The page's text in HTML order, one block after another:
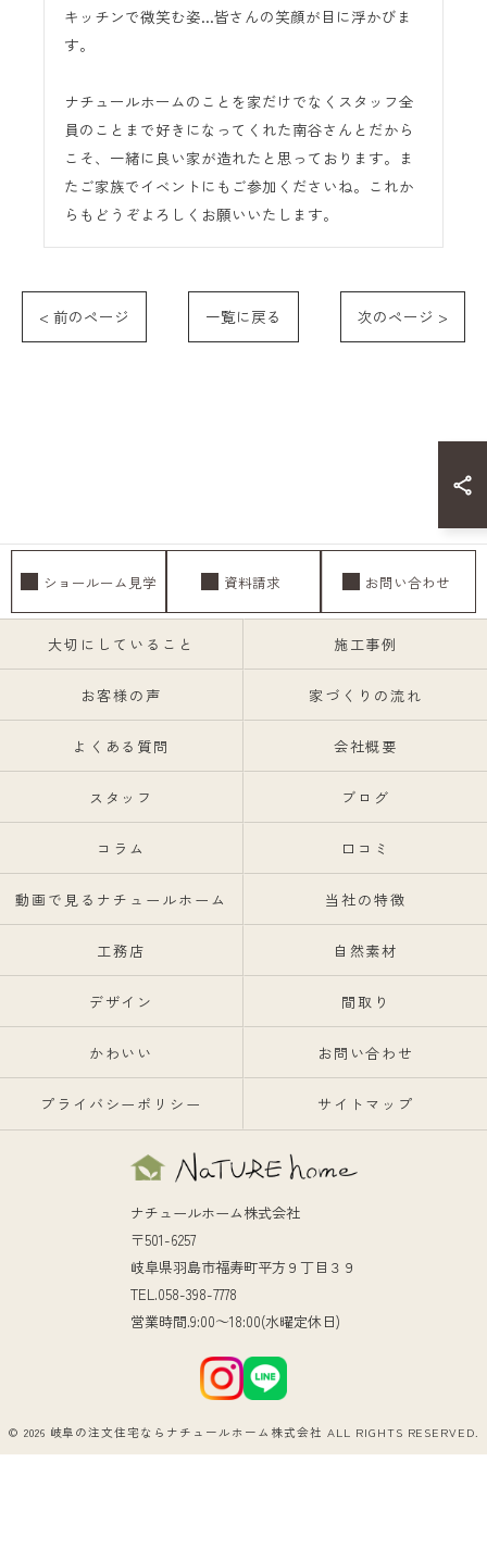
キッチンで微笑む姿…皆さんの笑顔が目に浮かびま
す。
ナチュールホームのことを家だけでなくスタッフ全
員のことまで好きになってくれた南谷さんとだから
こそ、一緒に良い家が造れたと思っております。ま
たご家族でイベントにもご参加くださいね。これか
らもどうぞよろしくお願いいたします。
< 前のページ 一覧に戻る 次のページ >
ショールーム見学 資料請求 お問い合わせ
大切にしていること 施工事例
お客様の声 家づくりの流れ
よくある質問 会社概要
スタッフ ブログ
コラム 口コミ
動画で見るナチュールホーム 当社の特徴
工務店 自然素材
デザイン 間取り
かわいい お問い合わせ
プライバシーポリシー サイトマップ
ナチュールホーム株式会社
〒501-6257
岐阜県羽島市福寿町平方９丁目３９
TEL.058-398-7778
営業時間.9:00～18:00(水曜定休日)
© 2026 岐阜の注文住宅ならナチュールホーム株式会社 ALL RIGHTS RESERVED.